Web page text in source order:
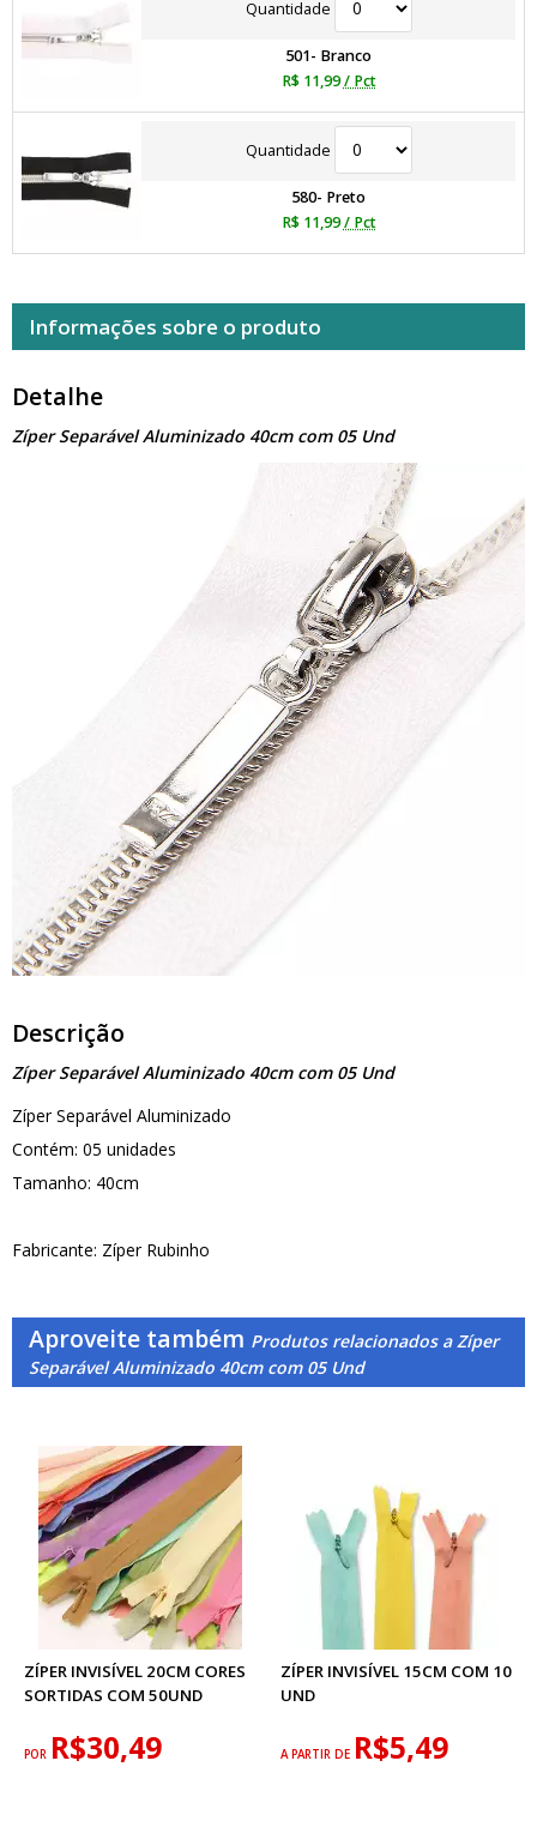
Quantidade
501- Branco
R$ 11,99 / Pct
Quantidade
580- Preto
R$ 11,99 / Pct
Informações sobre o produto
Detalhe
Zíper Separável Aluminizado 40cm com 05 Und
Descrição
Zíper Separável Aluminizado 40cm com 05 Und
Zíper Separável Aluminizado
Contém: 05 unidades
Tamanho: 40cm
Fabricante: Zíper Rubinho
Aproveite também Produtos relacionados a Zíper
Separável Aluminizado 40cm com 05 Und
ZÍPER INVISÍVEL 20CM CORES
SORTIDAS COM 50UND
POR R$30,49
ZÍPER INVISÍVEL 15CM COM 10
UND
A PARTIR DE R$5,49